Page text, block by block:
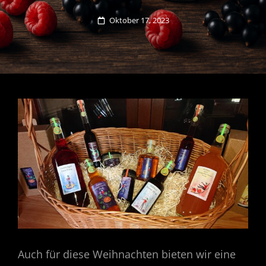
Posted
Oktober 17, 2023
Auch für diese Weihnachten bieten wir eine